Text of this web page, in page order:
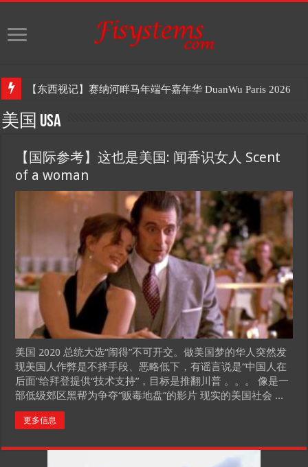
【东西视记】赛纳河畔马年端午嘉年华 DuanWu Paris 2026
美国 USA
【国际参考】这也是美国: 闻香识女人 Scent
of a woman
美国 2020 总统大选“闹得”不可开交。做美国梦的华人突然发
现美国人作弊是不择手段、恶略低下，有谣言说是“中国人在
后面”给拜登提供“技术支持”，目标是推翻川普 。。。 像是一
部低级郊区黑帮为争夺“贩毒地盘”的影片 现实的美国社会 ...
更多信息